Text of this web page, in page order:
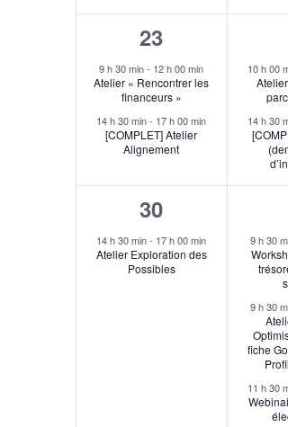
2
évènements,
23
9 h 30 min- 12 h 00 min
Atelier « Rencontrer les
financeurs »
14 h 30 min- 17 h 00 min
[COMPLET] Atelier
Alignement
10 h 00
14 h 30
1
évènement,
30
14 h 30 min- 17 h 00 min
Atelier Exploration des
Possibles
9 h 30
9 h 30
fiche
11 h 30